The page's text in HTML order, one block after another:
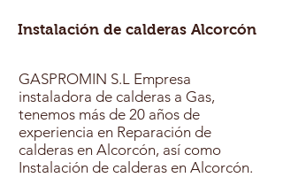
Instalación de calderas Alcorcón
GASPROMIN S.L Empresa
instaladora de calderas a Gas,
tenemos más de 20 años de
experiencia en Reparación de
calderas en Alcorcón, así como
Instalación de calderas en Alcorcón.